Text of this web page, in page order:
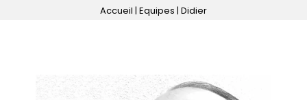
Accueil | Equipes | Didier